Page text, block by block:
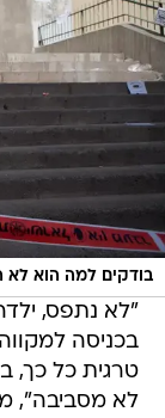
בודקים למה הוא לא
"לא נתפס,
בכניסה
טרגית כל כך,
לא מסביבה",